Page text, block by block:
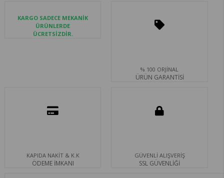
KARGO SADECE MEKANİK
ÜRÜNLERDE
ÜCRETSİZDİR.
% 100 ORJİNAL
ÜRÜN GARANTİSİ
KAPIDA NAKİT & K.K
ÖDEME İMKANI
GÜVENLİ ALIŞVERİŞ
SSL GÜVENLİĞİ